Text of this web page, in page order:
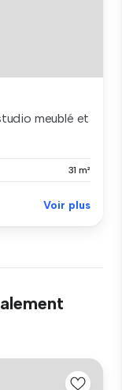
meublé et
31 m²
Voir plus